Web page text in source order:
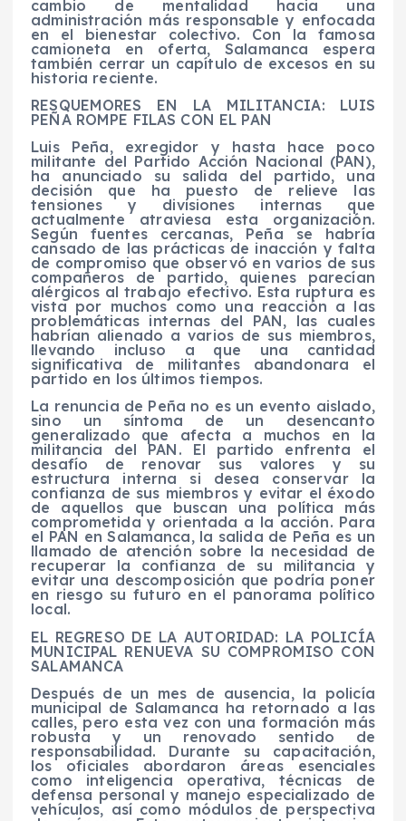
cambio de mentalidad hacia una
administración más responsable y enfocada
en el bienestar colectivo. Con la famosa
camioneta en oferta, Salamanca espera
también cerrar un capítulo de excesos en su
historia reciente.
RESQUEMORES EN LA MILITANCIA: LUIS
PEÑA ROMPE FILAS CON EL PAN
Luis Peña, exregidor y hasta hace poco
militante del Partido Acción Nacional (PAN),
ha anunciado su salida del partido, una
decisión que ha puesto de relieve las
tensiones y divisiones internas que
actualmente atraviesa esta organización.
Según fuentes cercanas, Peña se habría
cansado de las prácticas de inacción y falta
de compromiso que observó en varios de sus
compañeros de partido, quienes parecían
alérgicos al trabajo efectivo. Esta ruptura es
vista por muchos como una reacción a las
problemáticas internas del PAN, las cuales
habrían alienado a varios de sus miembros,
llevando incluso a que una cantidad
significativa de militantes abandonara el
partido en los últimos tiempos.
La renuncia de Peña no es un evento aislado,
sino un síntoma de un desencanto
generalizado que afecta a muchos en la
militancia del PAN. El partido enfrenta el
desafío de renovar sus valores y su
estructura interna si desea conservar la
confianza de sus miembros y evitar el éxodo
de aquellos que buscan una política más
comprometida y orientada a la acción. Para
el PAN en Salamanca, la salida de Peña es un
llamado de atención sobre la necesidad de
recuperar la confianza de su militancia y
evitar una descomposición que podría poner
en riesgo su futuro en el panorama político
local.
EL REGRESO DE LA AUTORIDAD: LA POLICÍA
MUNICIPAL RENUEVA SU COMPROMISO CON
SALAMANCA
Después de un mes de ausencia, la policía
municipal de Salamanca ha retornado a las
calles, pero esta vez con una formación más
robusta y un renovado sentido de
responsabilidad. Durante su capacitación,
los oficiales abordaron áreas esenciales
como inteligencia operativa, técnicas de
defensa personal y manejo especializado de
vehículos, así como módulos de perspectiva